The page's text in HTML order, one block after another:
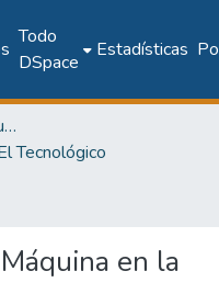
Todo
DSpace
Estadísticas
Editorial Universitaria y Publicaciones Seriadas
Tecnológico
en la